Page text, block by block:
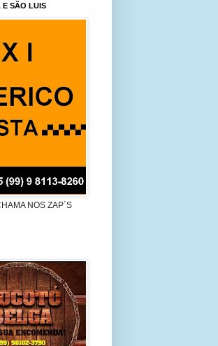
E SÃO LUIS
NOS ZAP´S